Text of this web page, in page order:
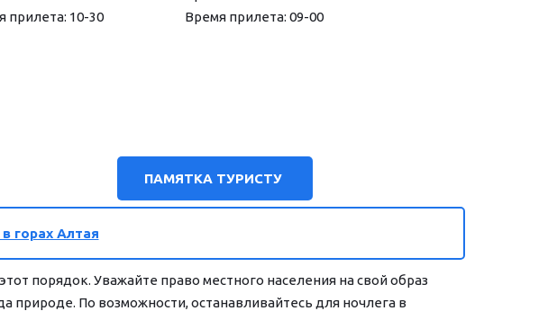
10-30                              Время прилета: 09-00
ПАМЯТКА ТУРИСТУ
горах Алтая
порядок. Уважайте право местного населения на свой образ
природе. По возможности, останавливайтесь для ночлега в